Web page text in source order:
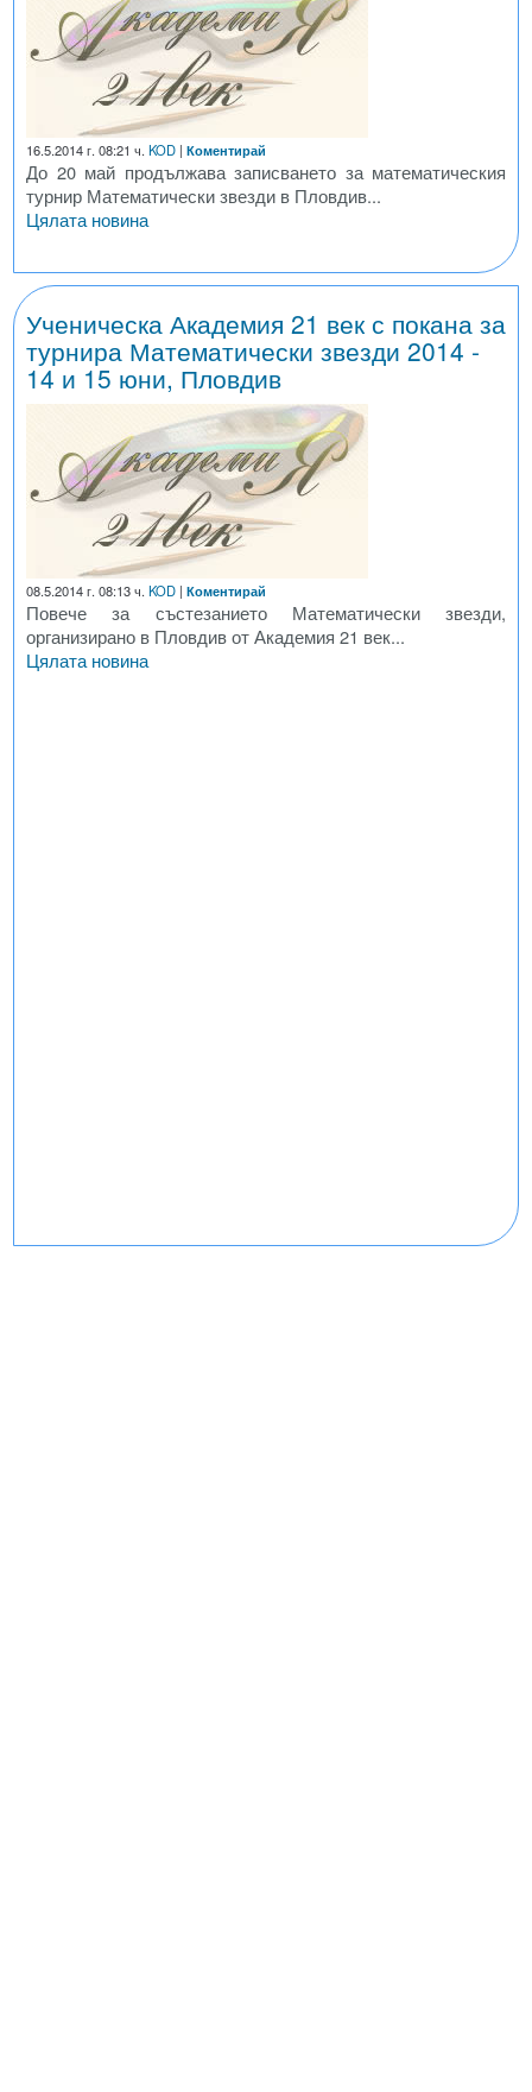
16.5.2014 г. 08:21 ч. KOD | Коментирай
До 20 май продължава записването за математическия
турнир Математически звезди в Пловдив...
Цялата новина
Ученическа Академия 21 век с покана за
турнира Математически звезди 2014 -
14 и 15 юни, Пловдив
08.5.2014 г. 08:13 ч. KOD | Коментирай
Повече за състезанието Математически звезди,
организирано в Пловдив от Академия 21 век...
Цялата новина